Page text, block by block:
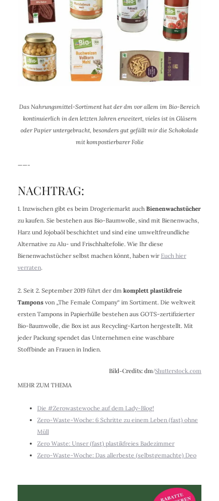
Das Nahrungsmittel-Sortiment hat der dm vor allem im Bio-Bereich
kontinuierlich in den letzten Jahren erweitert, vieles ist in Gläsern
oder Papier untergebracht, besonders gut gefällt mir die Schokolade
mit kompostierbarer Folie
——-
NACHTRAG:
1. Inzwischen gibt es beim Drogeriemarkt auch Bienenwachstücher
zu kaufen. Sie bestehen aus Bio-Baumwolle, sind mit Bienenwachs,
Harz und Jojobaöl beschichtet und sind eine umweltfreundliche
Alternative zu Alu- und Frischhaltefolie. Wie Ihr diese
Bienenwachstücher selbst machen könnt, haben wir Euch hier
verraten.
2. Seit 2. September 2019 führt der dm komplett plastikfreie
Tamponsvon „The Female Company“ im Sortiment. Die weltweit
ersten Tampons in Papierhülle bestehen aus GOTS-zertifizierter
Bio-Baumwolle, die Box ist aus Recycling-Karton hergestellt. Mit
jeder Packung spendet das Unternehmen eine waschbare
Stoffbinde an Frauen in Indien.
Bild-Credits: dm/Shutterstock.com
MEHR ZUM THEMA
Die #Zerowastewoche auf dem Lady-Blog!
Zero-Waste-Woche: 6 Schritte zu einem Leben (fast) ohne
Müll
Zero Waste: Unser (fast) plastikfreies Badezimmer
Zero-Waste-Woche: Das allerbeste (selbstgemachte) Deo